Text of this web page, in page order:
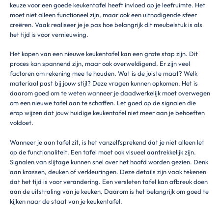
keuze voor een goede keukentafel heeft invloed op je leefruimte. Het
moet niet alleen functioneel zijn, maar ook een uitnodigende sfeer
creëren. Vaak realiseer je je pas hoe belangrijk dit meubelstuk is als
het tijd is voor vernieuwing.
Het kopen van een nieuwe keukentafel kan een grote stap zijn. Dit
proces kan spannend zijn, maar ook overweldigend. Er zijn veel
factoren om rekening mee te houden. Wat is de juiste maat? Welk
materiaal past bij jouw stijl? Deze vragen kunnen opkomen. Het is
daarom goed om te weten wanneer je daadwerkelijk moet overwegen
om een nieuwe tafel aan te schaffen. Let goed op de signalen die
erop wijzen dat jouw huidige keukentafel niet meer aan je behoeften
voldoet.
Wanneer je aan tafel zit, is het vanzelfsprekend dat je niet alleen let
op de functionaliteit. Een tafel moet ook visueel aantrekkelijk zijn.
Signalen van slijtage kunnen snel over het hoofd worden gezien. Denk
aan krassen, deuken of verkleuringen. Deze details zijn vaak tekenen
dat het tijd is voor verandering. Een versleten tafel kan afbreuk doen
aan de uitstraling van je keuken. Daarom is het belangrijk om goed te
kijken naar de staat van je keukentafel.